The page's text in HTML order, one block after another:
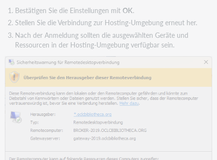
Bestätigen Sie die Einstellungen mit OK.
Stellen Sie die Verbindung zur Hosting-Umgebung erneut her.
Nach der Anmeldung sollten die ausgewählten Geräte und
Ressourcen in der Hosting-Umgebung verfügbar sein.